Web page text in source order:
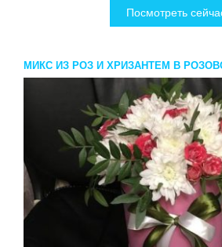
Посмотреть
МИКС ИЗ РОЗ И ХРИЗАНТЕМ В
КОРОБКЕ